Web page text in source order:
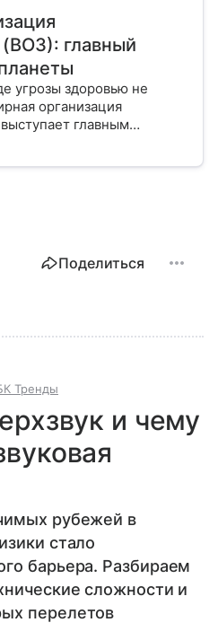
главный
угрозы здоровью не
организация
главным
здравоохранения. Эта
реализацией для
этот «командный
он сталкивается в 2026
Поделиться
Тренды
и чему
рубежей в
стало
барьера. Разбираем
сложности и
перелетов